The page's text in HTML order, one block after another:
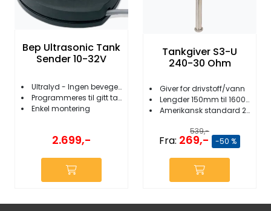
Bep Ultrasonic Tank
Sender 10-32V
Ultralyd - Ingen bevegelige deler
Programmeres til gitt tank
Enkel montering
2.699,-
Tankgiver S3-U
240-30 Ohm
Giver for drivstoff/vann
Lengder 150mm til 1600mm
Amerikansk standard 240-30 ohm
539,-
Fra: 269,- -50 %